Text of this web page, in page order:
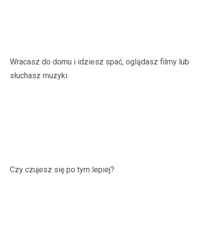
Wracasz do domu i idziesz spać, oglądasz filmy lub
słuchasz muzyki.
Czy czujesz się po tym lepiej?